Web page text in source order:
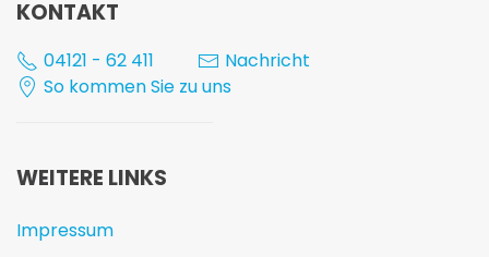
KONTAKT
04121 - 62 411
Nachricht
So kommen Sie zu uns
WEITERE LINKS
Impressum